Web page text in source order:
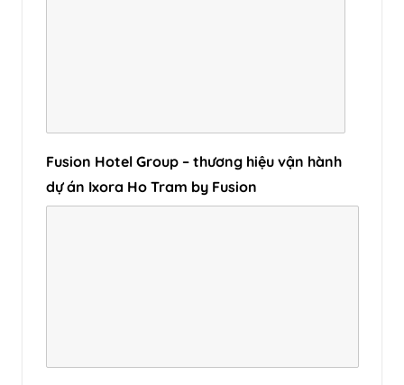
Fusion Hotel Group – thương hiệu vận hành
dự án Ixora Ho Tram by Fusion